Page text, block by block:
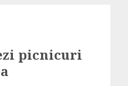
picnicuri